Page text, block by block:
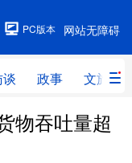
网站无障碍
PC版本
谈 政事 文旅
人事
物吞吐量超